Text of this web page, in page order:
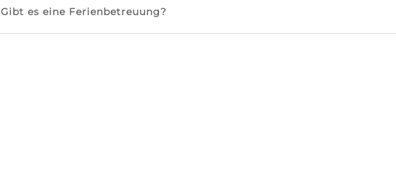
Gibt es eine Ferienbetreuung?